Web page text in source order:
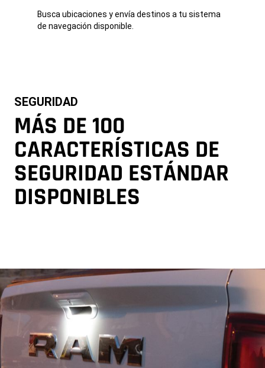
Busca ubicaciones y envía destinos a tu sistema
de navegación disponible.
SEGURIDAD
MÁS DE 100
CARACTERÍSTICAS DE
SEGURIDAD ESTÁNDAR
DISPONIBLES